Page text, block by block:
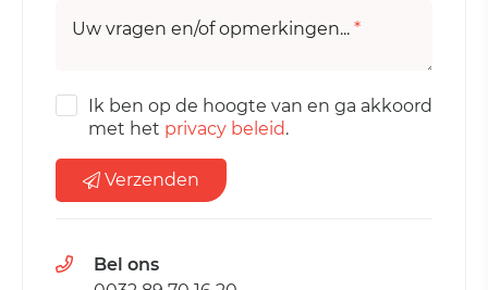
Uw vragen en/of opmerkingen... *
Ik ben op de hoogte van en ga akkoord
met het privacy beleid.
Verzenden
Bel ons